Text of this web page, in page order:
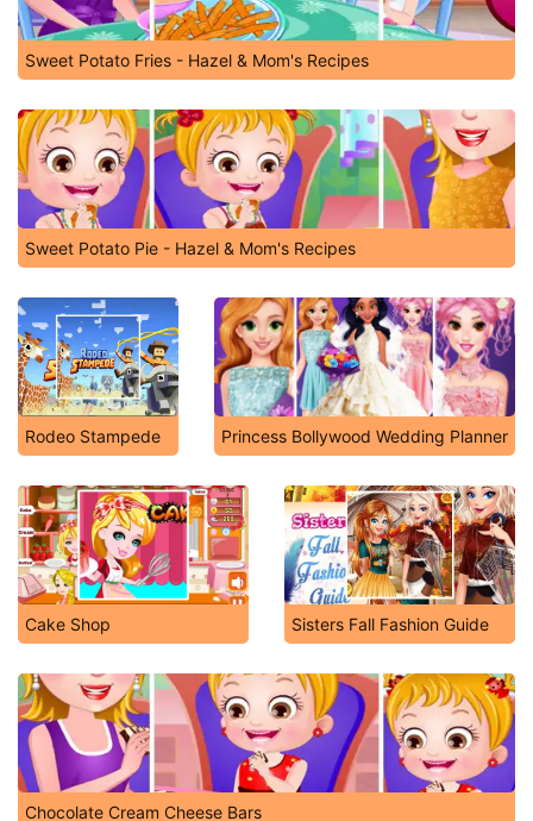
Sweet Potato Fries - Hazel & Mom's Recipes
Sweet Potato Pie - Hazel & Mom's Recipes
Rodeo Stampede Princess Bollywood Wedding Planner
Cake Shop Sisters Fall Fashion Guide
Chocolate Cream Cheese Bars